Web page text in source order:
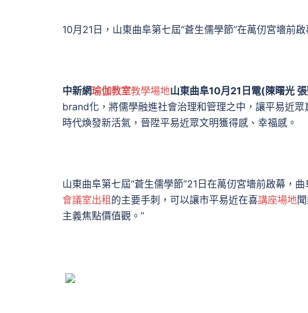
10月21日，山東曲阜第七屆“蒼生儒學節”在萬仞宮墻前
中新網瑜伽教室教學場地山東曲阜10月21日電(陳曙光
brand化，將儒學融進社會治理和管理之中，讓平易近眾
時代煥發新活氣，晉陞平易近眾文明獲得感、幸福感。
山東曲阜第七屆“蒼生儒學節”21日在萬仞宮墻前啟幕，曲
會議室出租 的主要手刺，可以讓市平易近在喜講座場地
主義焦點價值觀。”